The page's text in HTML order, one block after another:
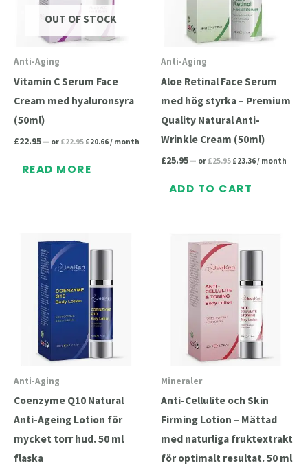
OUT OF STOCK
Anti-Aging
Vitamin C Serum Face
Cream med hyaluronsyra
(50ml)
£22.95 — or£22.95 £20.66/ month
READ MORE
Anti-Aging
Aloe Retinal Face Serum
med hög styrka – Premium
Quality Natural Anti-
Wrinkle Cream (50ml)
£25.95 — or£25.95 £23.36/ month
ADD TO CART
Anti-Aging
Coenzyme Q10 Natural
Anti-Ageing Lotion för
mycket torr hud. 50 ml
flaska
price
£22.95.
Mineraler
Anti-Cellulite och Skin
Firming Lotion – Mättad
med naturliga fruktextrakt
för optimalt resultat. 50 ml
price
£26.39.